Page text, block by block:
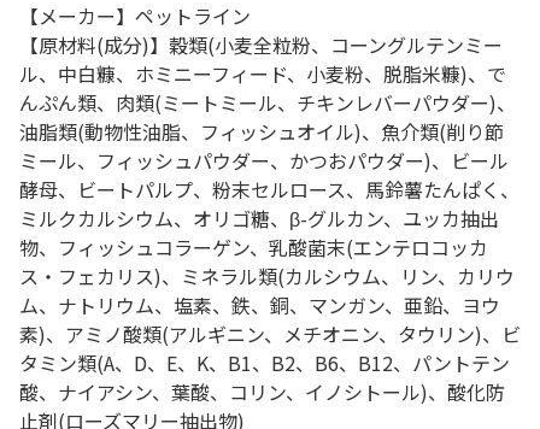
【メーカー】ペットライン
【原材料(成分)】穀類(小麦全粒粉、コーングルテンミー
ル、中白糠、ホミニーフィード、小麦粉、脱脂米糠)、で
んぷん類、肉類(ミートミール、チキンレバーパウダー)、
油脂類(動物性油脂、フィッシュオイル)、魚介類(削り節
ミール、フィッシュパウダー、かつおパウダー)、ビール
酵母、ビートパルプ、粉末セルロース、馬鈴薯たんぱく、
ミルクカルシウム、オリゴ糖、β-グルカン、ユッカ抽出
物、フィッシュコラーゲン、乳酸菌末(エンテロコッカ
ス・フェカリス)、ミネラル類(カルシウム、リン、カリウ
ム、ナトリウム、塩素、鉄、銅、マンガン、亜鉛、ヨウ
素)、アミノ酸類(アルギニン、メチオニン、タウリン)、ビ
タミン類(A、D、E、K、B1、B2、B6、B12、パントテン
酸、ナイアシン、葉酸、コリン、イノシトール)、酸化防
止剤(ローズマリー抽出物)